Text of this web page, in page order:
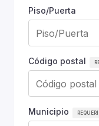
Piso/Puerta
Código postal
Municipio